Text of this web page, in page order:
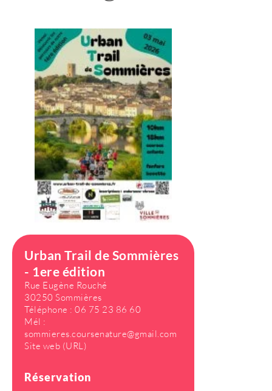
Urban Trail de Sommières
- 1ere édition
Rue Eugène Rouché
30250 Sommières
Téléphone : 06 75 23 86 60
Mél :
sommieres.coursenature@gmail.com
Site web (URL)
Réservation